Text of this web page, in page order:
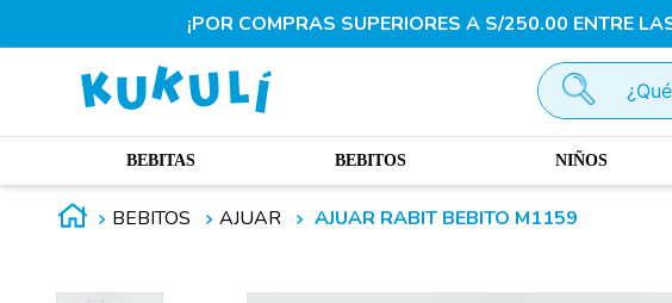
¡POR COMPRAS SUPERIORES A S/250.00 ENTRE
¿Qué estás
BEBITAS BEBITOS NIÑOS
BEBITOS AJUAR AJUAR RABIT BEBITO M1159